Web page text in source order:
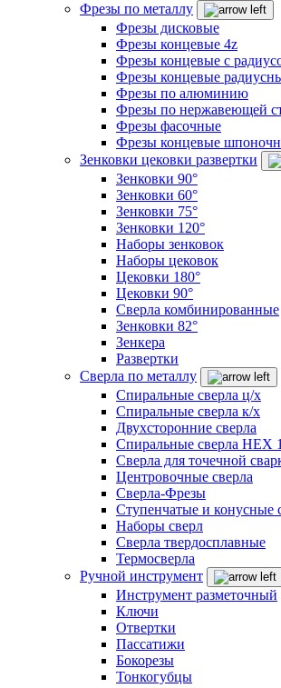
Фрезы по металлу
Фрезы дисковые
Фрезы концевые 4z
Фрезы концевые с
Фрезы концевые
Фрезы по алюминию
Фрезы по нержавеющей
Фрезы фасочные
Фрезы концевые
Зенковки цековки развертки
Зенковки 90°
Зенковки 60°
Зенковки 75°
Зенковки 120°
Наборы зенковок
Наборы цековок
Цековки 180°
Цековки 90°
Сверла комбинированные
Зенковки 82°
Зенкера
Развертки
Сверла по металлу
Спиральные сверла ц/х
Спиральные сверла к/х
Двухсторонние сверла
Спиральные сверла HEX
Сверла для точечной
Центровочные сверла
Сверла-Фрезы
Ступенчатые и конусные
Наборы сверл
Сверла твердосплавные
Термосверла
Ручной инструмент
Инструмент разметочный
Ключи
Отвертки
Пассатижи
Бокорезы
Тонкогубцы